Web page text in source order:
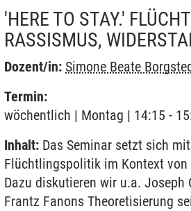
'HERE TO STAY.'
RASSISMUS,
Dozent/in: Simone Beate
Termin:
wöchentlich | Montag | 14:15 -
Inhalt: Das Seminar setzt sich
Flüchtlingspolitik im Kontext von
Dazu diskutieren wir u.a.
Frantz Fanons Theoretisierung